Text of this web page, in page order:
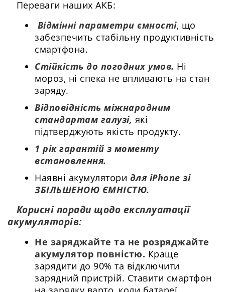
Переваги наших АКБ:
Відмінні параметри ємності, що
забезпечить стабільну продуктивність
смартфона.
Стійкість до погодних умов. Ні
мороз, ні спека не впливають на стан
заряду.
Відповідність міжнародним
стандартам галузі, які
підтверджують якість продукту.
1 рік гарантій з моменту
встановлення.
Наявні акумулятори для iPhone зі
ЗБІЛЬШЕНОЮ ЄМНІСТЮ.
Корисні поради щодо експлуатації
акумуляторів:
Не заряджайте та не розряджайте
акумулятор повністю. Краще
зарядити до 90% та відключити
зарядний пристрій. Ставити смартфон